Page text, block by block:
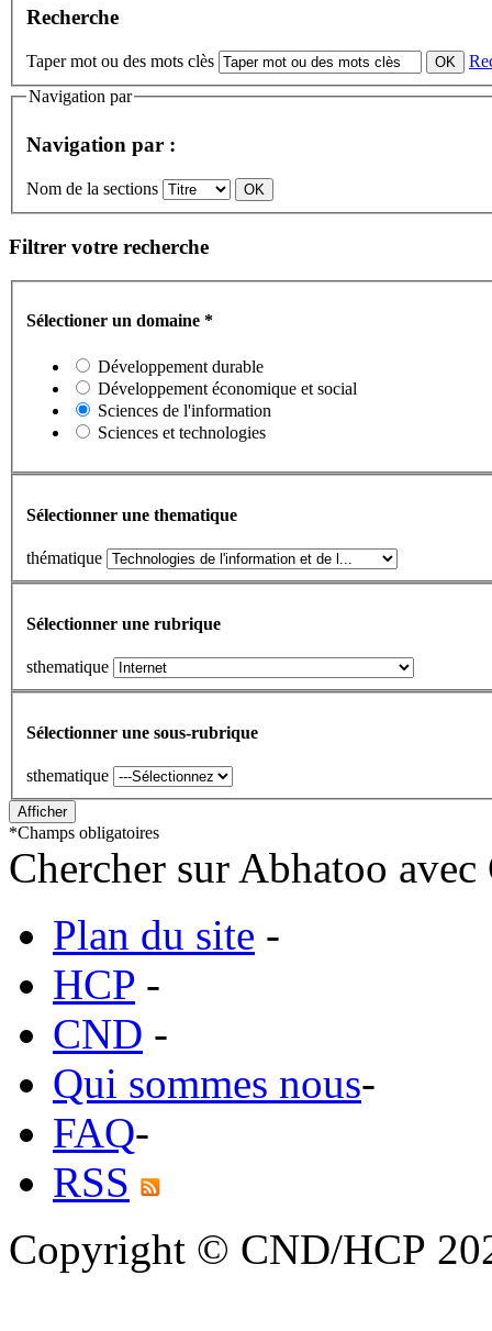
Recherche
Taper mot ou des mots clès
Navigation par
Navigation par :
Nom de la sections
Filtrer votre recherche
Sélectioner un domaine *
Développement durable
Développement économique et social
Sciences de l'information
Sciences et technologies
Sélectionner une thematique
thématique
Sélectionner une rubrique
sthematique
Sélectionner une sous-rubrique
sthematique
*Champs obligatoires
Chercher sur Abhatoo
Plan du site -
HCP -
CND -
Qui sommes nous-
FAQ-
RSS
Copyright © CND/HCP